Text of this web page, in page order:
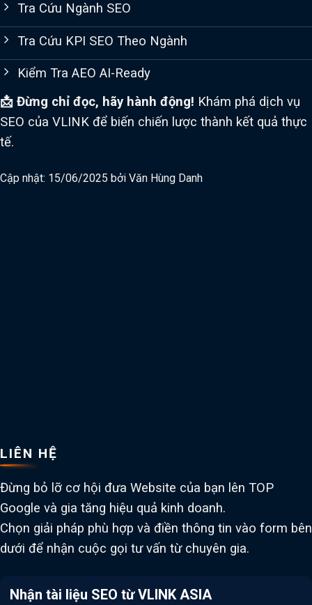
Tra Cứu Ngành SEO
Tra Cứu KPI SEO Theo Ngành
Kiểm Tra AEO AI-Ready
📩 Đừng chỉ đọc, hãy hành động! Khám phá dịch vụ
SEO của VLINK để biến chiến lược thành kết quả thực
tế.
Cập nhật: 15/06/2025 bởi Văn Hùng Danh
LIÊN HỆ
Đừng bỏ lỡ cơ hội đưa Website của bạn lên TOP
Google và gia tăng hiệu quả kinh doanh.
Chọn giải pháp phù hợp và điền thông tin vào form bên
dưới để nhận cuộc gọi tư vấn từ chuyên gia.
Nhận tài liệu SEO từ VLINK ASIA